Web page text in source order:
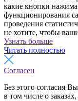
какие кнопки
функционирования
проведения
не хотите, чтобы
Узнать больше
Читать полностью
Согласен
Без этого согласия
в том числе о